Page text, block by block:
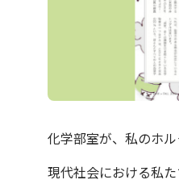
化学部室が、私のホ
現代社会における私